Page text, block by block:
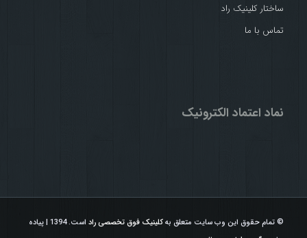
ساختار کلینیک راد
تماس با ما
نماد اعتماد الکترونیک
© تمام حقوق این وب سایت متعلق بهکلینیک فوق تخصصی راد
است. 1394 | پیاده